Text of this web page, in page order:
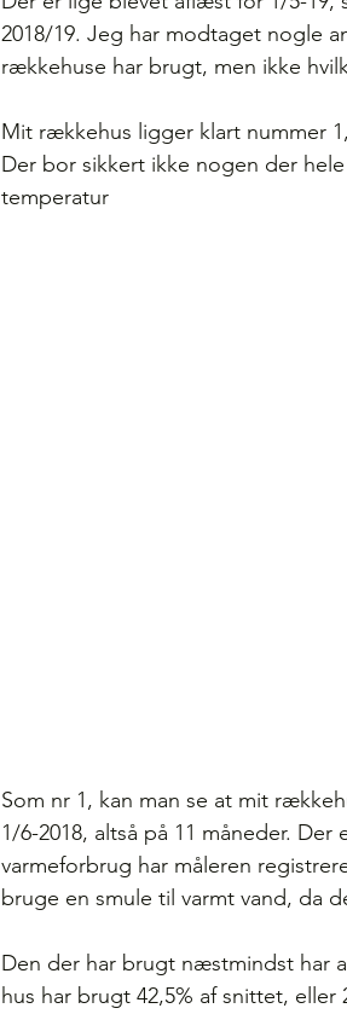
2018/19. Jeg har modtaget nogle
rækkehuse har brugt, men ikke
Mit rækkehus ligger klart nummer
Der bor sikkert ikke nogen der
temperatur
Som nr 1, kan man se at mit
1/6-2018, altså på 11 måneder.
varmeforbrug har måleren
bruge en smule til varmt vand, da
Den der har brugt næstmindst har
hus har brugt 42,5% af snittet,